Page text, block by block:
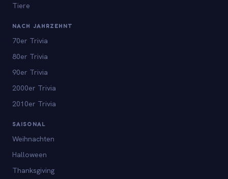
Tiere
NACH JAHRZEHNT
70er Trivia
80er Trivia
90er Trivia
2000er Trivia
2010er Trivia
SAISONAL
Weihnachten
Halloween
Thanksgiving